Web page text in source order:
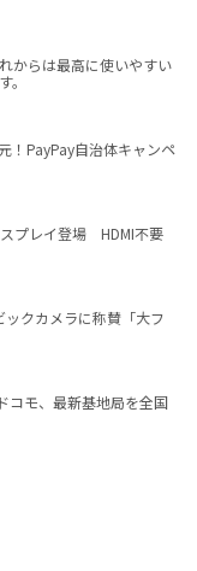
からは最高に使いやすい
。
！PayPay自治体キャンペ
プレイ登場 HDMI不要
クカメラに称賛「大フ
コモ、最新基地局を全国